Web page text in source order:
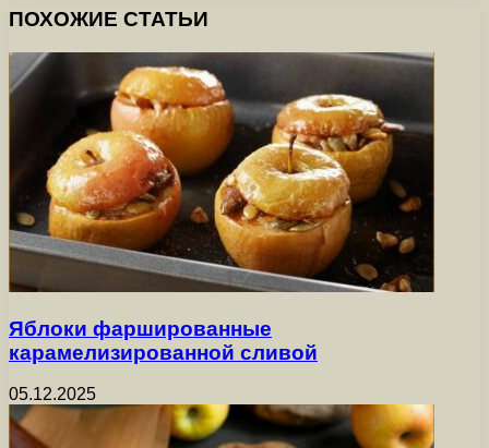
ПОХОЖИЕ СТАТЬИ
Яблоки фаршированные
карамелизированной сливой
05.12.2025